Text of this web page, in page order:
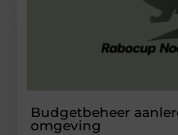
Budgetbeheer
omgeving